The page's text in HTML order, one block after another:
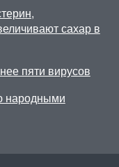
сахар в
пяти вирусов
народными